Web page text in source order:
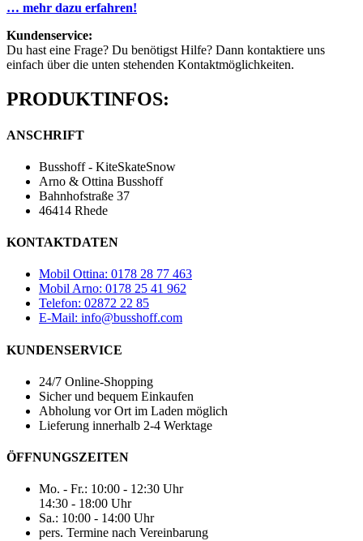
… mehr dazu erfahren!
Kundenservice:
Du hast eine Frage? Du benötigst Hilfe? Dann kontaktiere uns
einfach über die unten stehenden Kontaktmöglichkeiten.
PRODUKTINFOS:
ANSCHRIFT
Busshoff - KiteSkateSnow
Arno & Ottina Busshoff
Bahnhofstraße 37
46414 Rhede
KONTAKTDATEN
Mobil Ottina: 0178 28 77 463
Mobil Arno: 0178 25 41 962
Telefon: 02872 22 85
E-Mail: info@busshoff.com
KUNDENSERVICE
24/7 Online-Shopping
Sicher und bequem Einkaufen
Abholung vor Ort im Laden möglich
Lieferung innerhalb 2-4 Werktage
ÖFFNUNGSZEITEN
Mo. - Fr.: 10:00 - 12:30 Uhr
14:30 - 18:00 Uhr
Sa.: 10:00 - 14:00 Uhr
pers. Termine nach Vereinbarung